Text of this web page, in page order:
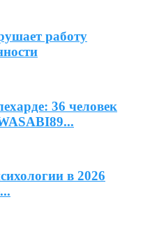
работу
36 человек
в 2026